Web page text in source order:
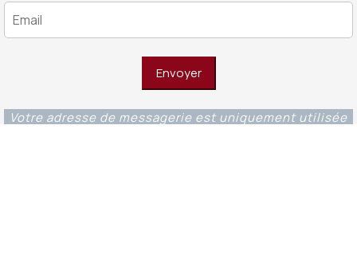
Votre adresse de messagerie est uniquement utilisée